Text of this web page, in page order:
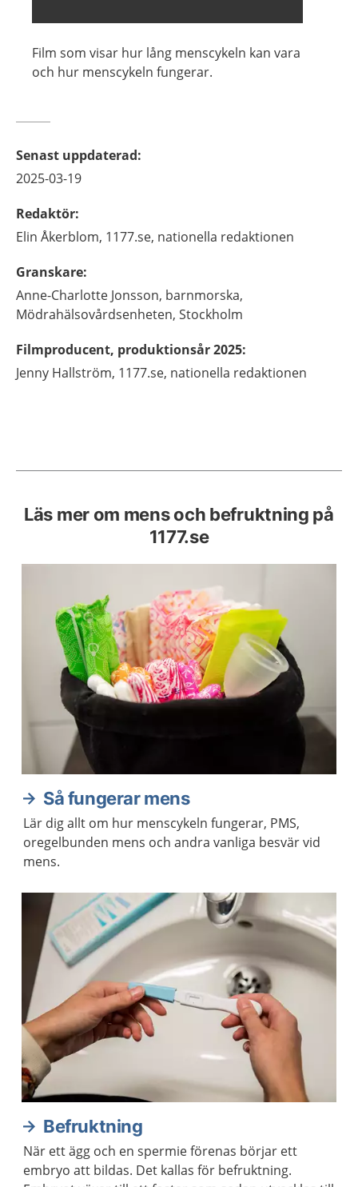
Film som visar hur lång menscykeln kan vara
och hur menscykeln fungerar.
Senast uppdaterad:
2025-03-19
Redaktör:
Elin Åkerblom, 1177.se, nationella redaktionen
Granskare:
Anne-Charlotte Jonsson, barnmorska,
Mödrahälsovårdsenheten, Stockholm
Filmproducent, produktionsår 2025:
Jenny Hallström, 1177.se, nationella redaktionen
Läs mer om mens och befruktning på
1177.se
Så fungerar mens
Lär dig allt om hur menscykeln fungerar, PMS,
oregelbunden mens och andra vanliga besvär vid
mens.
Befruktning
När ett ägg och en spermie förenas börjar ett
embryo att bildas. Det kallas för befruktning.